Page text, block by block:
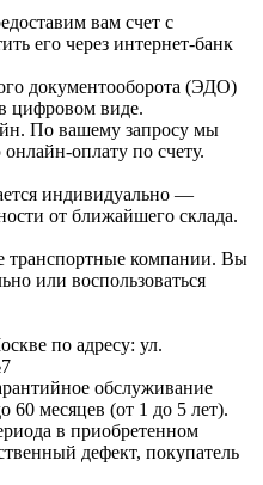
вам счет с
его через интернет-банк
документооборота (ЭДО)
цифровом виде.
По вашему запросу мы
оплату по счету.
индивидуально —
от ближайшего склада.
транспортные компании. Вы
или воспользоваться
по адресу: ул.
обслуживание
60 месяцев (от 1 до 5 лет).
в приобретенном
дефект, покупатель